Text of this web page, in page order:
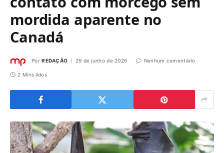
mordida aparente no
Canadá
Por REDAÇÃO 29 de junho de 2026 Nenhum comentário
2 Mins lidos